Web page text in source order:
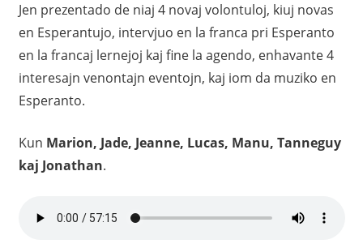
Jen prezentado de niaj 4 novaj volontuloj, kiuj novas
en Esperantujo, intervjuo en la franca pri Esperanto
en la francaj lernejoj kaj fine la agendo, enhavante 4
interesajn venontajn eventojn, kaj iom da muziko en
Esperanto.
Kun Marion, Jade, Jeanne, Lucas, Manu, Tanneguy
kaj Jonathan.